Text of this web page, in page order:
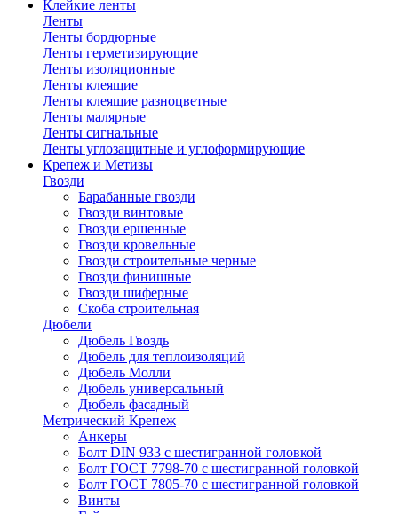
Клейкие ленты
Ленты
Ленты бордюрные
Ленты герметизирующие
Ленты изоляционные
Ленты клеящие
Ленты клеящие разноцветные
Ленты малярные
Ленты сигнальные
Ленты углозащитные и углоформирующие
Крепеж и Метизы
Гвозди
Барабанные гвозди
Гвозди винтовые
Гвозди ершенные
Гвозди кровельные
Гвозди строительные черные
Гвозди финишные
Гвозди шиферные
Скоба строительная
Дюбели
Дюбель Гвоздь
Дюбель для теплоизоляций
Дюбель Молли
Дюбель универсальный
Дюбель фасадный
Метрический Крепеж
Анкеры
Болт DIN 933 с шестигранной головкой
Болт ГОСТ 7798-70 с шестигранной головкой
Болт ГОСТ 7805-70 с шестигранной головкой
Винты